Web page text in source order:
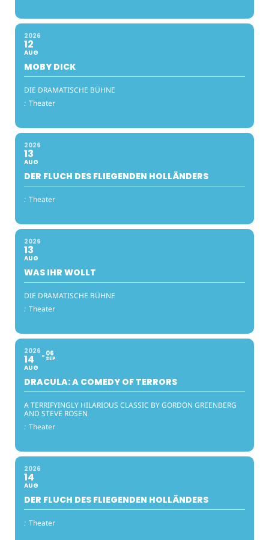
2026
12
AUG
MOBY DICK
DIE DRAMATISCHE BÜHNE
: Theater
2026
13
AUG
DER FLUCH DES FLIEGENDEN HOLLÄNDERS
: Theater
2026
13
AUG
WAS IHR WOLLT
DIE DRAMATISCHE BÜHNE
: Theater
2026
14
AUG
06
SEP
DRACULA: A COMEDY OF TERRORS
A TERRIFYINGLY HILARIOUS CLASSIC BY GORDON GREENBERG
AND STEVE ROSEN
: Theater
2026
14
AUG
DER FLUCH DES FLIEGENDEN HOLLÄNDERS
: Theater